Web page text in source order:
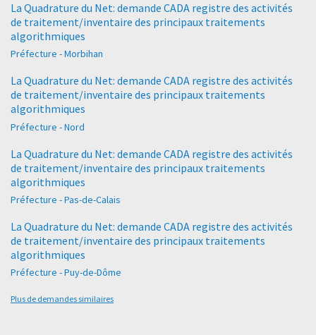
La Quadrature du Net: demande CADA registre des activités
de traitement/inventaire des principaux traitements
algorithmiques
Préfecture - Morbihan
La Quadrature du Net: demande CADA registre des activités
de traitement/inventaire des principaux traitements
algorithmiques
Préfecture - Nord
La Quadrature du Net: demande CADA registre des activités
de traitement/inventaire des principaux traitements
algorithmiques
Préfecture - Pas-de-Calais
La Quadrature du Net: demande CADA registre des activités
de traitement/inventaire des principaux traitements
algorithmiques
Préfecture - Puy-de-Dôme
Plus de demandes similaires